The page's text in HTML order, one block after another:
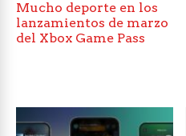
Mucho deporte en los
lanzamientos de marzo
del Xbox Game Pass